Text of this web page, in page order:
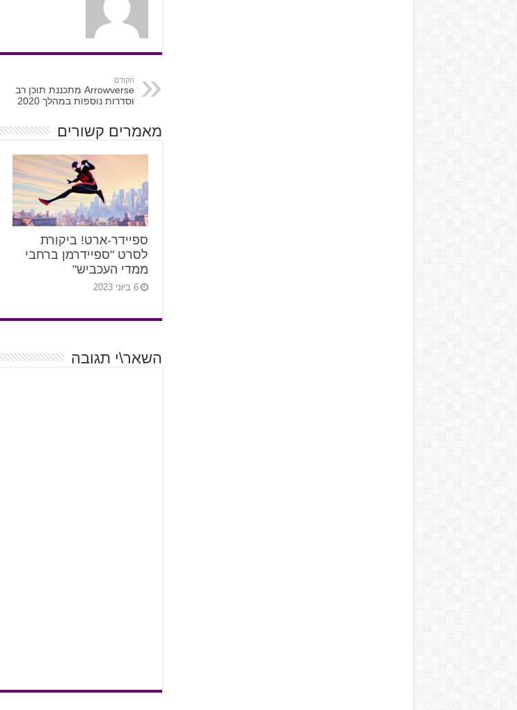
הקודם
Arrowverse מתכננת תוכן רב
וסדרות נוספות במהלך 2020
מאמרים קשורים
ספיידר-ארט! ביקורת
לסרט "ספיידרמן ברחבי
ממדי העכביש"
6 ביוני 2023
השאר\י תגובה